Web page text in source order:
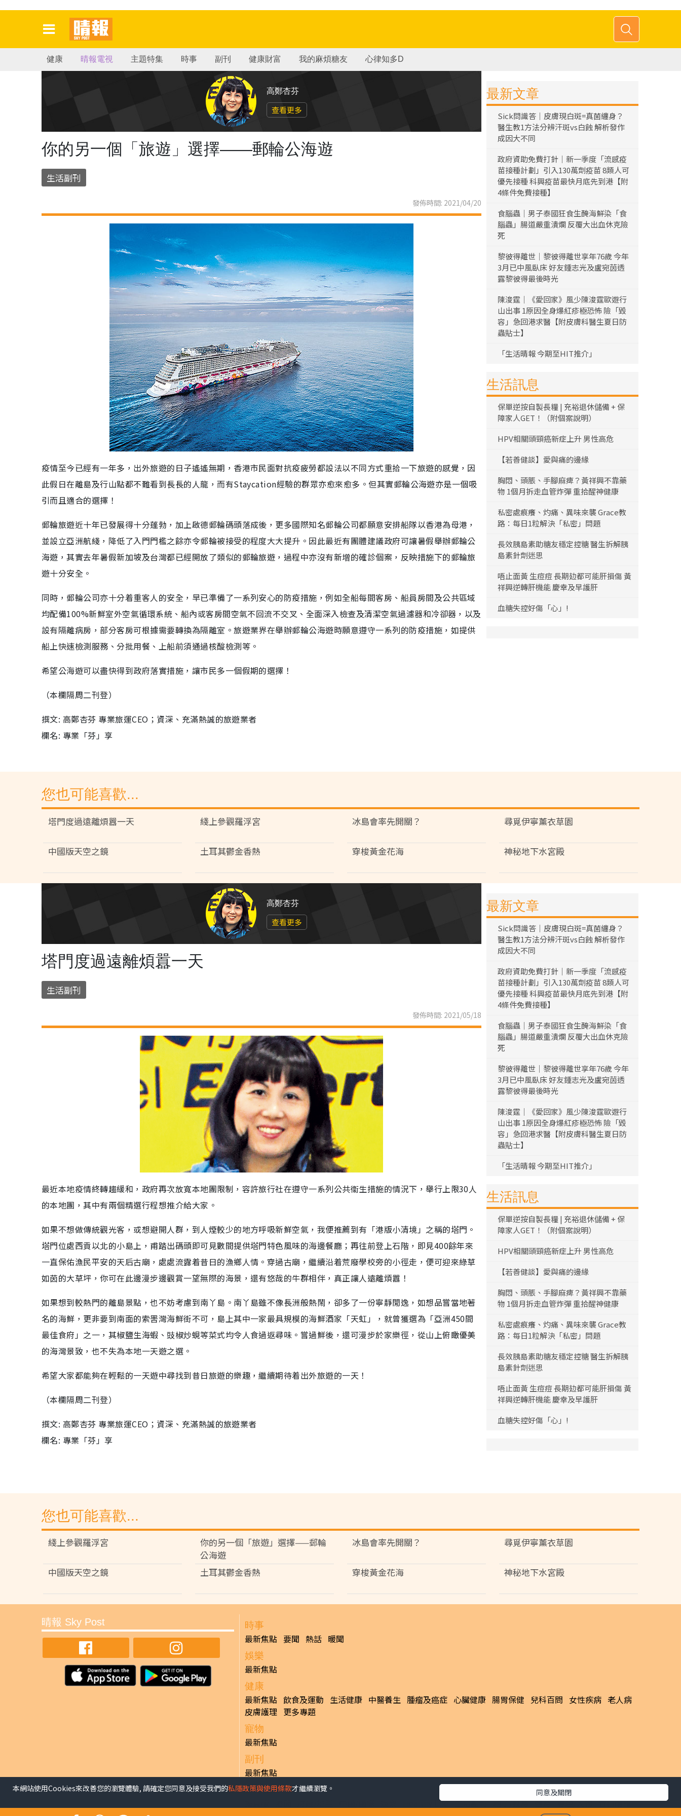
健康 晴報電視 主題特集 時事 副刊 健康財富 我的麻煩糖友 心律知多D
高鄭杏芬
查看更多
你的另一個「旅遊」選擇——郵輪公海遊
生活副刊
發佈時間: 2021/04/20
疫情至今已經有一年多，出外旅遊的日子遙遙無期，香港市民面對抗疫疲勞都設法以不同方式重拾一下旅遊的感覺，因
此假日在離島及行山點都不難看到長長的人龍，而有Staycation經驗的群眾亦愈來愈多。但其實郵輪公海遊亦是一個吸
引而且適合的選擇！
郵輪旅遊近十年已發展得十分蓬勃，加上啟德郵輪碼頭落成後，更多國際知名郵輪公司都願意安排船隊以香港為母港，
並設立亞洲航綫，降低了入門門檻之餘亦令郵輪被接受的程度大大提升。因此最近有團體建議政府可讓暑假舉辦郵輪公
海遊，其實去年暑假新加坡及台灣都已經開放了類似的郵輪旅遊，過程中亦沒有新增的確診個案，反映措施下的郵輪旅
遊十分安全。
同時，郵輪公司亦十分着重客人的安全，早已準備了一系列安心的防疫措施，例如全船每間客房、船員房間及公共區域
均配備100%新鮮室外空氣循環系統、船內或客房間空氣不回流不交叉、全面深入檢查及清潔空氣過濾器和冷卻器，以及
設有隔離病房，部分客房可根據需要轉換為隔離室。旅遊業界在舉辦郵輪公海遊時願意遵守一系列的防疫措施，如提供
船上快速檢測服務、分批用餐、上船前須通過核酸檢測等。
希望公海遊可以盡快得到政府落實措施，讓市民多一個假期的選擇！
（本欄隔周二刊登）
撰文: 高鄭杏芬 專業旅運CEO；資深、充滿熱誠的旅遊業者
欄名: 專業「芬」享
最新文章
Sick問識答｜皮膚現白斑=真菌纏身？
醫生教1方法分辨汗斑vs白蝕 解析發作
成因大不同
政府資助免費打針｜新一季度「流感疫
苗接種計劃」引入130萬劑疫苗 8類人可
優先接種 科興疫苗最快月底先到港【附
4條件免費接種】
食腦蟲｜男子泰國狂食生醃海鮮染「食
腦蟲」腸道嚴重潰爛 反覆大出血休克險
死
黎彼得離世｜黎彼得離世享年76歲 今年
3月已中風臥床 好友鍾志光及盧宛茵透
露黎彼得最後時光
陳浚霆｜《愛回家》風少陳浚霆歐遊行
山出事 1原因全身爆紅疹極恐怖 險「毀
容」急回港求醫【附皮膚科醫生夏日防
蟲貼士】
「生活晴報 今期至HIT推介」
生活訊息
保單逆按自製長糧 | 充裕退休儲備 + 保
障家人GET！（附個案說明）
HPV相關頭頸癌新症上升 男性高危
【若善健談】愛與痛的邊緣
胸悶、頭脹、手腳麻痺？黃祥興不靠藥
物 1個月拆走血管炸彈 重拾醒神健康
私密處痕癢、灼痛、異味來襲 Grace教
路：每日1粒解決「私密」問題
長效胰島素助糖友穩定控糖 醫生拆解胰
島素針劑迷思
唔止面黃 生痘痘 長期攰都可能肝損傷 黃
祥興逆轉肝機能 慶幸及早護肝
血糖失控好傷「心」!
您也可能喜歡...
塔門度過遠離煩囂一天 綫上參觀羅浮宮 冰島會率先開關？ 尋覓伊寧薰衣草園
中國版天空之鏡 土耳其鬱金香熱 穿梭黃金花海 神秘地下水宮殿
高鄭杏芬
查看更多
塔門度過遠離煩囂一天
生活副刊
發佈時間: 2021/05/18
最近本地疫情終轉趨緩和，政府再次放寬本地團限制，容許旅行社在遵守一系列公共衞生措施的情況下，舉行上限30人
的本地團，其中有兩個精選行程想推介給大家。
如果不想做傳統觀光客，或想避開人群，到人煙較少的地方呼吸新鮮空氣，我便推薦到有「港版小清境」之稱的塔門。
塔門位處西貢以北的小島上，甫踏出碼頭即可見數間提供塔門特色風味的海邊餐廳；再往前登上石階，即見400餘年來
一直保佑漁民平安的天后古廟，處處流露着昔日的漁鄉人情。穿過古廟，繼續沿着荒廢學校旁的小徑走，便可迎來綠草
如茵的大草坪，你可在此邊漫步邊觀賞一望無際的海景，還有悠哉的牛群相伴，真正讓人遠離煩囂！
如果想到較熱門的離島景點，也不妨考慮到南丫島。南丫島雖不像長洲般熱鬧，卻多了一份寧靜閒逸，如想品嘗當地著
名的海鮮，更非要到南面的索罟灣海鮮街不可，島上其中一家最具規模的海鮮酒家「天虹」，就曾獲選為「亞洲450間
最佳食府」之一，其椒鹽生海蝦、豉椒炒蜆等菜式均令人食過返尋味。嘗過鮮後，還可漫步於家樂徑，從山上俯瞰優美
的海灣景致，也不失為本地一天遊之選。
希望大家都能夠在輕鬆的一天遊中尋找到昔日旅遊的樂趣，繼續期待着出外旅遊的一天！
（本欄隔周二刊登）
撰文: 高鄭杏芬 專業旅運CEO；資深、充滿熱誠的旅遊業者
欄名: 專業「芬」享
最新文章
Sick問識答｜皮膚現白斑=真菌纏身？
醫生教1方法分辨汗斑vs白蝕 解析發作
成因大不同
政府資助免費打針｜新一季度「流感疫
苗接種計劃」引入130萬劑疫苗 8類人可
優先接種 科興疫苗最快月底先到港【附
4條件免費接種】
食腦蟲｜男子泰國狂食生醃海鮮染「食
腦蟲」腸道嚴重潰爛 反覆大出血休克險
死
黎彼得離世｜黎彼得離世享年76歲 今年
3月已中風臥床 好友鍾志光及盧宛茵透
露黎彼得最後時光
陳浚霆｜《愛回家》風少陳浚霆歐遊行
山出事 1原因全身爆紅疹極恐怖 險「毀
容」急回港求醫【附皮膚科醫生夏日防
蟲貼士】
「生活晴報 今期至HIT推介」
生活訊息
保單逆按自製長糧 | 充裕退休儲備 + 保
障家人GET！（附個案說明）
HPV相關頭頸癌新症上升 男性高危
【若善健談】愛與痛的邊緣
胸悶、頭脹、手腳麻痺？黃祥興不靠藥
物 1個月拆走血管炸彈 重拾醒神健康
私密處痕癢、灼痛、異味來襲 Grace教
路：每日1粒解決「私密」問題
長效胰島素助糖友穩定控糖 醫生拆解胰
島素針劑迷思
唔止面黃 生痘痘 長期攰都可能肝損傷 黃
祥興逆轉肝機能 慶幸及早護肝
血糖失控好傷「心」!
您也可能喜歡...
綫上參觀羅浮宮
你的另一個「旅遊」選擇——郵輪
公海遊
冰島會率先開關？ 尋覓伊寧薰衣草園
中國版天空之鏡 土耳其鬱金香熱 穿梭黃金花海 神秘地下水宮殿
晴報 Sky Post 時事
最新焦點 要聞 熱話 暖聞
娛樂
最新焦點
健康
最新焦點 飲食及運動 生活健康 中醫養生 腫瘤及癌症 心臟健康 腸胃保健 兒科百問 女性疾病 老人病
皮膚護理 更多專題
寵物
最新焦點
副刊
最新焦點
日報
Healthy Life 生活副刊 親子/教育 體育 專題/人物 昔日晴報
本網站使用Cookies來改善您的瀏覽體驗, 請確定您同意及接受我們的私隱政策與使用條款才繼續瀏覽。 同意及關閉